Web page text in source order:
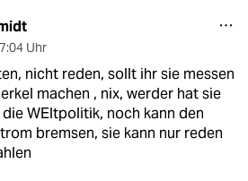
Uhr
nicht reden, sollt ihr sie messen
machen , nix, werder hat sie
die WEltpolitik, noch kann den
bremsen, sie kann nur reden